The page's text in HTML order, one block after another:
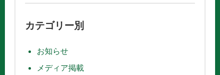
カテゴリー別
お知らせ
メディア掲載